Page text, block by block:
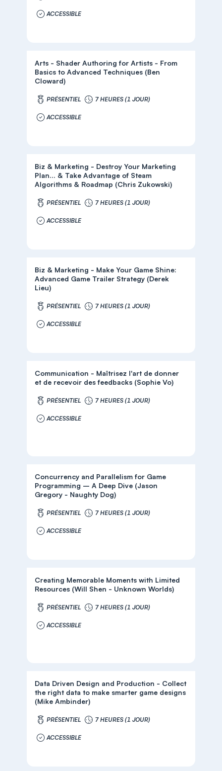
ACCESSIBLE
Arts - Shader Authoring for Artists - From
Basics to Advanced Techniques (Ben
Cloward)
PRÉSENTIEL 7 HEURES (1 JOUR)
ACCESSIBLE
Biz & Marketing - Destroy Your Marketing
Plan... & Take Advantage of Steam
Algorithms & Roadmap (Chris Zukowski)
PRÉSENTIEL 7 HEURES (1 JOUR)
ACCESSIBLE
Biz & Marketing - Make Your Game Shine:
Advanced Game Trailer Strategy (Derek
Lieu)
PRÉSENTIEL 7 HEURES (1 JOUR)
ACCESSIBLE
Communication - Maîtrisez l'art de donner
et de recevoir des feedbacks (Sophie Vo)
PRÉSENTIEL 7 HEURES (1 JOUR)
ACCESSIBLE
Concurrency and Parallelism for Game
Programming – A Deep Dive (Jason
Gregory - Naughty Dog)
PRÉSENTIEL 7 HEURES (1 JOUR)
ACCESSIBLE
Creating Memorable Moments with Limited
Resources (Will Shen - Unknown Worlds)
PRÉSENTIEL 7 HEURES (1 JOUR)
ACCESSIBLE
Data Driven Design and Production - Collect
the right data to make smarter game designs
(Mike Ambinder)
PRÉSENTIEL 7 HEURES (1 JOUR)
ACCESSIBLE